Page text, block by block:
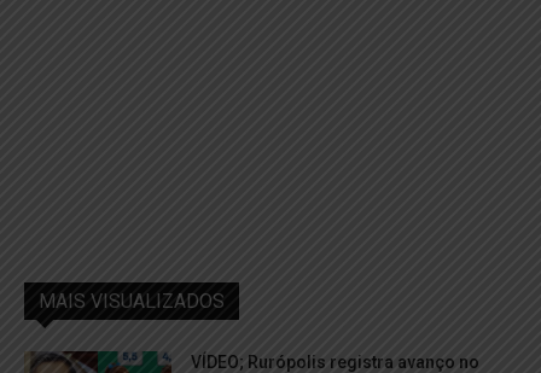
MAIS VISUALIZADOS
VÍDEO; Rurópolis registra avanço no